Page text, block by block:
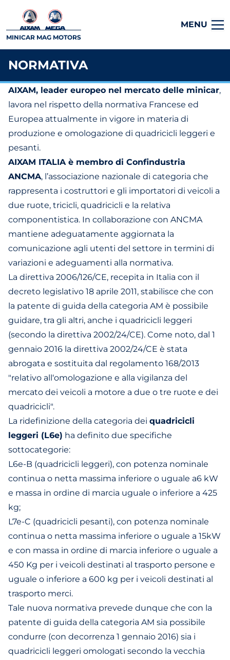
MINICAR MAG MOTORS
MENU
NORMATIVA
AIXAM, leader europeo nel mercato delle minicar,
lavora nel rispetto della normativa Francese ed
Europea attualmente in vigore in materia di
produzione e omologazione di quadricicli leggeri e
pesanti.
AIXAM ITALIA è membro di Confindustria
ANCMA, l’associazione nazionale di categoria che
rappresenta i costruttori e gli importatori di veicoli a
due ruote, tricicli, quadricicli e la relativa
componentistica. In collaborazione con ANCMA
mantiene adeguatamente aggiornata la
comunicazione agli utenti del settore in termini di
variazioni e adeguamenti alla normativa.
La direttiva 2006/126/CE, recepita in Italia con il
decreto legislativo 18 aprile 2011, stabilisce che con
la patente di guida della categoria AM è possibile
guidare, tra gli altri, anche i quadricicli leggeri
(secondo la direttiva 2002/24/CE). Come noto, dal 1
gennaio 2016 la direttiva 2002/24/CE è stata
abrogata e sostituita dal regolamento 168/2013
"relativo all‘omologazione e alla vigilanza del
mercato dei veicoli a motore a due o tre ruote e dei
quadricicli".
La ridefinizione della categoria dei quadricicli
leggeri (L6e) ha definito due specifiche
sottocategorie:
L6e-B (quadricicli leggeri), con potenza nominale
continua o netta massima inferiore o uguale a6 kW
e massa in ordine di marcia uguale o inferiore a 425
kg;
L7e-C (quadricicli pesanti), con potenza nominale
continua o netta massima inferiore o uguale a 15kW
e con massa in ordine di marcia inferiore o uguale a
450 Kg per i veicoli destinati al trasporto persone e
uguale o inferiore a 600 kg per i veicoli destinati al
trasporto merci.
Tale nuova normativa prevede dunque che con la
patente di guida della categoria AM sia possibile
condurre (con decorrenza 1 gennaio 2016) sia i
quadricicli leggeri omologati secondo la vecchia